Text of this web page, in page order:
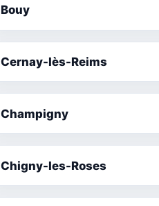
Bouy
Cernay-lès-Reims
Champigny
Chigny-les-Roses